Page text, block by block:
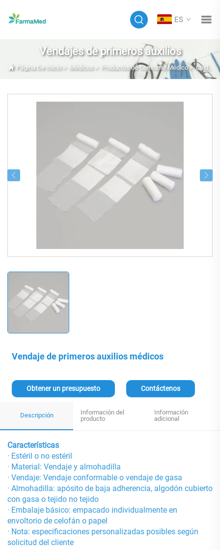
ES
Vendajes de primeros auxilios
Página De Inicio> Médicos> Productos de Consumo Médico>Cuidado de heridas y apósitos
Vendaje de primeros auxilios médicos
Obtener un presupuesto Contáctenos
Descripción
Información del
producto
Información
adicional
Características
· Estéril o no estéril
· Material: Vendaje y almohadilla
· Vendaje: Vendaje conformable o vendaje de gasa
· Almohadilla: apósito de baja adherencia, algodón cubierto
con gasa o tejido no tejido
· Embalaje básico: empacado individualmente en
envoltorio de celofán o papel
· Nota: especificaciones personalizadas posibles según
solicitud del cliente